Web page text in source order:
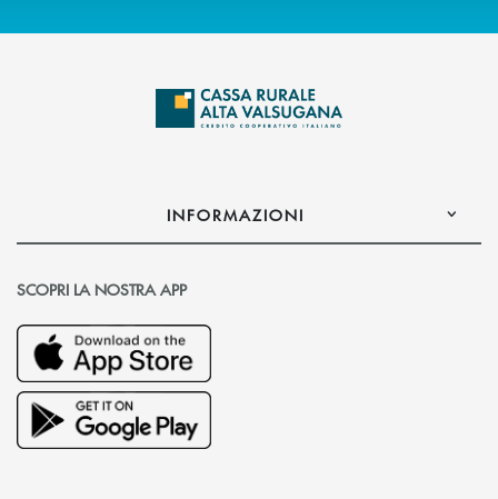
INFORMAZIONI
SCOPRI LA NOSTRA APP